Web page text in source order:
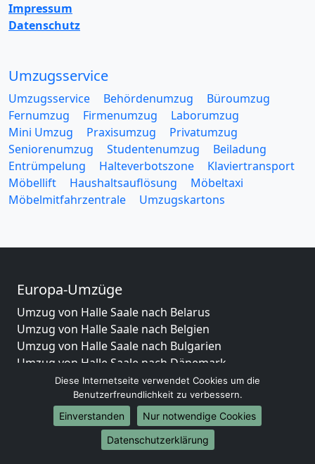
Impressum
Datenschutz
Umzugsservice
Umzugsservice Behördenumzug
Büroumzug
Fernumzug
Firmenumzug
Laborumzug
Mini Umzug
Praxisumzug
Privatumzug
Seniorenumzug
Studentenumzug
Beiladung
Entrümpelung
Halteverbotszone
Klaviertransport
Möbellift
Haushaltsauflösung
Möbeltaxi
Möbelmitfahrzentrale
Umzugskartons
Europa-Umzüge
Umzug von Halle Saale nach Belarus
Umzug von Halle Saale nach Belgien
Umzug von Halle Saale nach Bulgarien
Umzug von Halle Saale nach Dänemark
Umzug von Halle Saale nach England
Umzug von Halle Saale nach Portugal
Umzug von Halle Saale nach Bosnien
und Herzegowina
Umzug von Halle Saale nach Irland
Diese Internetseite verwendet Cookies um die
Benutzerfreundlichkeit zu verbessern.
Einverstanden
Nur notwendige Cookies
Datenschutzerklärung